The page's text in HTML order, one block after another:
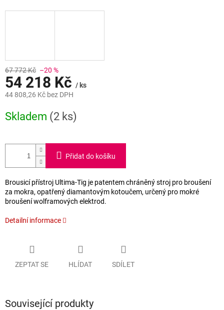
67 772 Kč –20 %
54 218 Kč / ks
44 808,26 Kč bez DPH
cena:
Skladem (2 ks)
Přidat do košíku
Brousicí přístroj Ultima-Tig je patentem chráněný stroj pro broušení
za mokra, opatřený diamantovým kotoučem, určený pro mokré
broušení wolframových elektrod.
Detailní informace
ZEPTAT SE HLÍDAT SDÍLET
Související produkty